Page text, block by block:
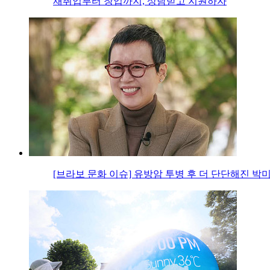
[브라보 문화 이슈] 유방암 투병 후 더 단단해진 박